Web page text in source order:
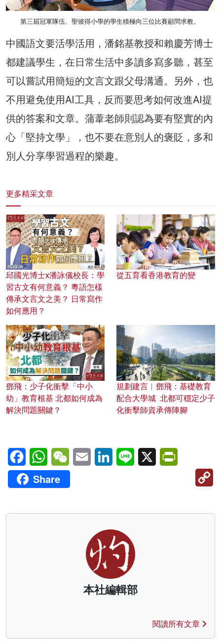
第三屆冠軍隊伍、聖彼得小學的學生積極向三位比賽顧問求教。
中國語文要活學活用，潘銘基教授和賴慶芳博士
都建議學生，在日常生活中多讀多寫多聽，甚至
可以嘗試用簡短的文言文跟父母溝通。另外，也
不用避免使用AI工具，反而要思考如何改進AI提
供的答案和文章。蒲葦老師則認為要有堅實的內
心「堅持文學」，也不要在意別人的褒貶，多和
別人分享學習過程的樂趣。
更多精采文章
邱國光博士x潘詠儀校長：學
習古文有何意義？ 粵語怎樣
傳承文言文之美？ 日常寫作
如何應用？
從五育看香港教育的變
鄧飛：少子化衝擊「中小
幼」教育根基 北都如何成為
解決問題關鍵？
規劃建言︱鄧飛：基礎教育
配合大學城 北都可穩定少子
化衝擊師資承傳陣腳
FacebookWhatsAppWeChatEmail LinkedInLine X
Share
本社編輯部
閱讀所有文章